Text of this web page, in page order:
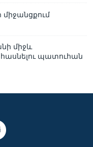
միջանցքում
միջև
պատուհան